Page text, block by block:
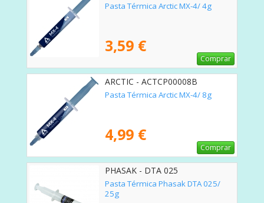
Pasta Térmica Arctic MX-4/ 4g
3,59 €
Comprar
ARCTIC - ACTCP00008B
Pasta Térmica Arctic MX-4/ 8g
4,99 €
Comprar
PHASAK - DTA 025
Pasta Térmica Phasak DTA 025/
25g